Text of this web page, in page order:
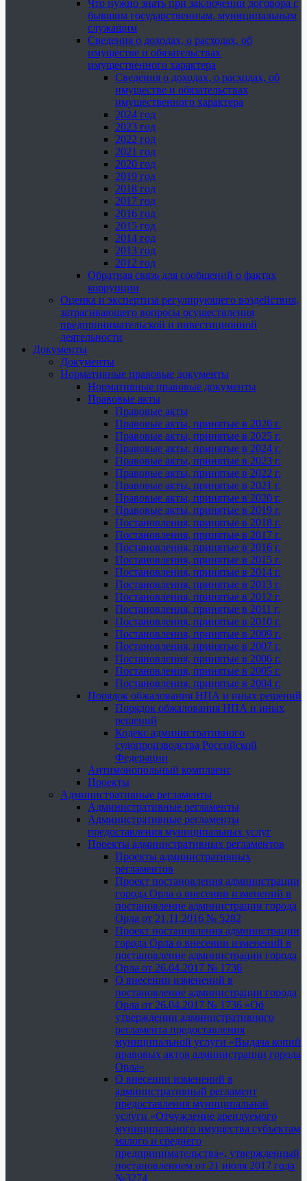
Что нужно знать при заключении договора с
бывшим государственным, муниципальным
служащим
Сведения о доходах, о расходах, об
имуществе и обязательствах
имущественного характера
Сведения о доходах, о расходах, об
имуществе и обязательствах
имущественного характера
2024 год
2023 год
2022 год
2021 год
2020 год
2019 год
2018 год
2017 год
2016 год
2015 год
2014 год
2013 год
2012 год
Обратная связь для сообщений о фактах
коррупции
Оценка и экспертиза регулирующего воздействия,
затрагивающего вопросы осуществления
предпринимательской и инвестиционной
деятельности
Документы
Документы
Нормативные правовые документы
Нормативные правовые документы
Правовые акты
Правовые акты
Правовые акты, принятые в 2026 г.
Правовые акты, принятые в 2025 г.
Правовые акты, принятые в 2024 г.
Правовые акты, принятые в 2023 г.
Правовые акты, принятые в 2022 г.
Правовые акты, принятые в 2021 г.
Правовые акты, принятые в 2020 г.
Правовые акты, принятые в 2019 г.
Постановления, принятые в 2018 г.
Постановления, принятые в 2017 г.
Постановления, принятые в 2016 г.
Постановления, принятые в 2015 г.
Постановления, принятые в 2014 г.
Постановления, принятые в 2013 г.
Постановления, принятые в 2012 г.
Постановления, принятые в 2011 г.
Постановления, принятые в 2010 г.
Постановления, принятые в 2009 г.
Постановления, принятые в 2007 г.
Постановления, принятые в 2006 г.
Постановления, принятые в 2005 г.
Постановления, принятые в 2004 г.
Порядок обжалования НПА и иных решений
Порядок обжалования НПА и иных
решений
Кодекс административного
судопроизводства Российской
Федерации
Антимонопольный комплаенс
Проекты
Административные регламенты
Административные регламенты
Административные регламенты
предоставления муниципальных услуг
Проекты административных регламентов
Проекты административных
регламентов
Проект постановления администрации
города Орла о внесении изменений в
постановление администрации города
Орла от 21.11.2016 № 5282
Проект постановления администрации
города Орла о внесении изменений в
постановление администрации города
Орла от 26.04.2017 № 1736
О внесении изменений в
постановление администрации города
Орла от 26.04.2017 № 1736 «Об
утверждении административного
регламента предоставления
муниципальной услуги «Выдача копий
правовых актов администрации города
Орла»
О внесении изменений в
административный регламент
предоставления муниципальной
услуги «Отчуждение арендуемого
муниципального имущества субъектам
малого и среднего
предпринимательства», утвержденный
постановлением от 21 июля 2017 года
№3274